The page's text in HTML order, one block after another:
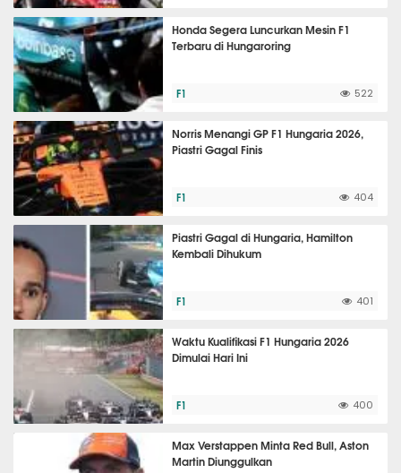
Honda Segera Luncurkan Mesin F1
Terbaru di Hungaroring
F1 522
Norris Menangi GP F1 Hungaria 2026,
Piastri Gagal Finis
F1 404
Piastri Gagal di Hungaria, Hamilton
Kembali Dihukum
F1 401
Waktu Kualifikasi F1 Hungaria 2026
Dimulai Hari Ini
F1 400
Max Verstappen Minta Red Bull, Aston
Martin Diunggulkan